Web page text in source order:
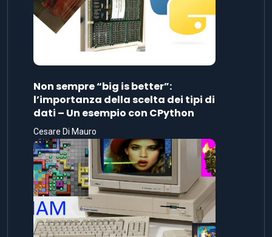
Non sempre “big is better”:
l’importanza della scelta dei tipi di
dati – Un esempio con CPython
Cesare Di Mauro